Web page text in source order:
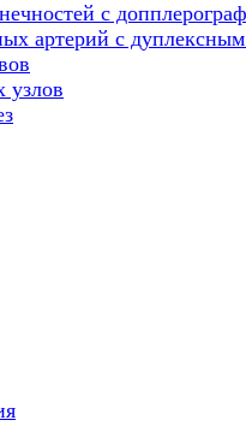
с
артерий с
узлов